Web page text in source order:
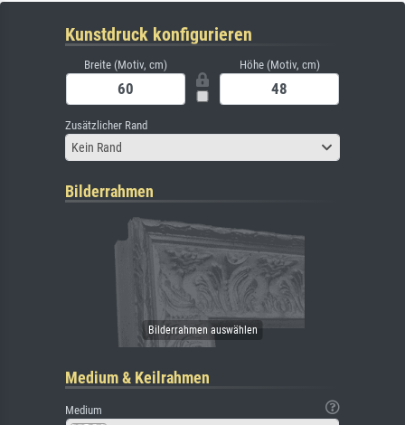
Kunstdruck konfigurieren
Breite (Motiv, cm) Höhe (Motiv, cm)
Zusätzlicher Rand
Kein Rand
Bilderrahmen
Medium & Keilrahmen
Medium